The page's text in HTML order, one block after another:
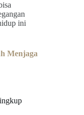
ini
Menjaga